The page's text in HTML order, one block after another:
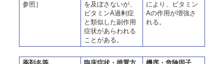
参照］
を及ぼさないが、
ビタミンA過剰症
と類似した副作用
症状があらわれる
ことがある。
により、ビタミン
Aの作用が増強さ
れる。